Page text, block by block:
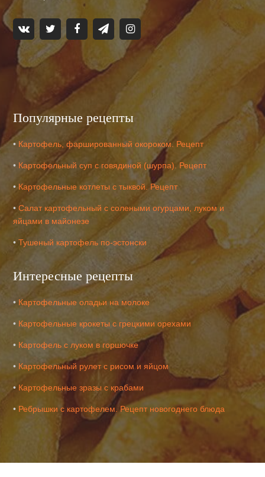
Популярные рецепты
• Картофель, фаршированный окороком. Рецепт
• Картофельный суп с говядиной (шурпа). Рецепт
• Картофельные котлеты с тыквой. Рецепт
•Салат картофельный с солеными огурцами, луком и
яйцами в майонезе
•Тушеный картофель по-эстонски
Интересные рецепты
• Картофельные оладьи на молоке
• Картофельные крокеты с грецкими орехами
• Картофель с луком в горшочке
• Картофельный рулет с рисом и яйцом
• Картофельные зразы с крабами
• Ребрышки с картофелем. Рецепт новогоднего блюда